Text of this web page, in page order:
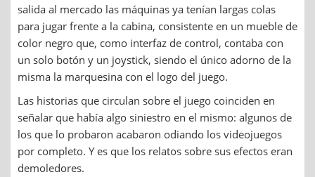
salida al mercado las máquinas ya tenían largas colas
para jugar frente a la cabina, consistente en un mueble de
color negro que, como interfaz de control, contaba con
un solo botón y un joystick, siendo el único adorno de la
misma la marquesina con el logo del juego.
Las historias que circulan sobre el juego coinciden en
señalar que había algo siniestro en el mismo: algunos de
los que lo probaron acabaron odiando los videojuegos
por completo. Y es que los relatos sobre sus efectos eran
demoledores.